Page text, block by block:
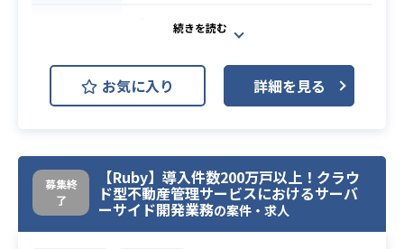
【案件概要】
ールを用いたクライアントのWebサ
イト/アプリのグロースハック業務で
（アプリやWebサイト）を改善し、
各種KPIを伸ばしていくお仕事をお任
せします。
お気に入り 詳細を見る
募集終
了
【Ruby】導入件数200万戸以上！クラウ
ド型不動産管理サービスにおけるサーバ
ーサイド開発業務の案件・求人